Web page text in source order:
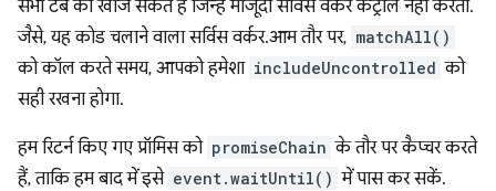
सभी टैब को खोज सकते हैं जिन्हें मौजूदा सर्विस वर्कर कंट्रोल नहीं करता.
जैसे, यह कोड चलाने वाला सर्विस वर्कर. आम तौर पर, matchAll()
को कॉल करते समय, आपको हमेशा includeUncontrolled को
सही रखना होगा.
हम रिटर्न किए गए प्रॉमिस को promiseChain के तौर पर कैप्चर करते
हैं, ताकि हम बाद में इसे event.waitUntil() में पास कर सकें.